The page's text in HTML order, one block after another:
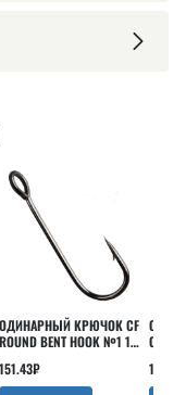
ОДИНАРНЫЙ КРЮЧОК CF
ROUND BENT HOOK №1 10
151.43₽ 180